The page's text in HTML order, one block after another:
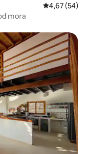
Prosječna
4,67 (54)
mora